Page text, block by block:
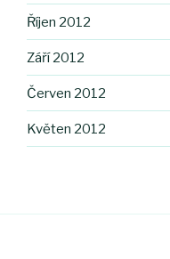
Říjen 2012
Září 2012
Červen 2012
Květen 2012